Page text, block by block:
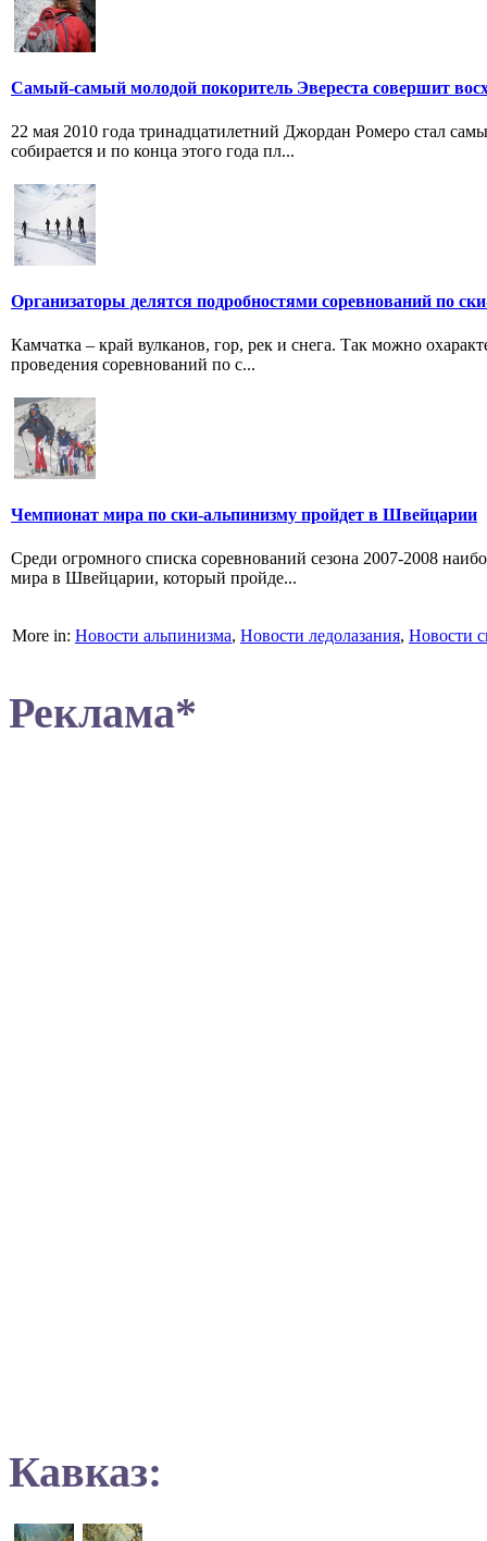
Самый-самый молодой покоритель Эвереста совершит
22 мая 2010 года тринадцатилетний Джордан Ромеро стал
собирается и по конца этого года пл...
Организаторы делятся подробностями соревнований по
Камчатка – край вулканов, гор, рек и снега. Так можно
проведения соревнований по с...
Чемпионат мира по ски-альпинизму пройдет в Швейцарии
Среди огромного списка соревнований сезона 2007-2008
мира в Швейцарии, который пройде...
More in: Новости альпинизма, Новости ледолазания, Новости
Реклама*
Кавказ: